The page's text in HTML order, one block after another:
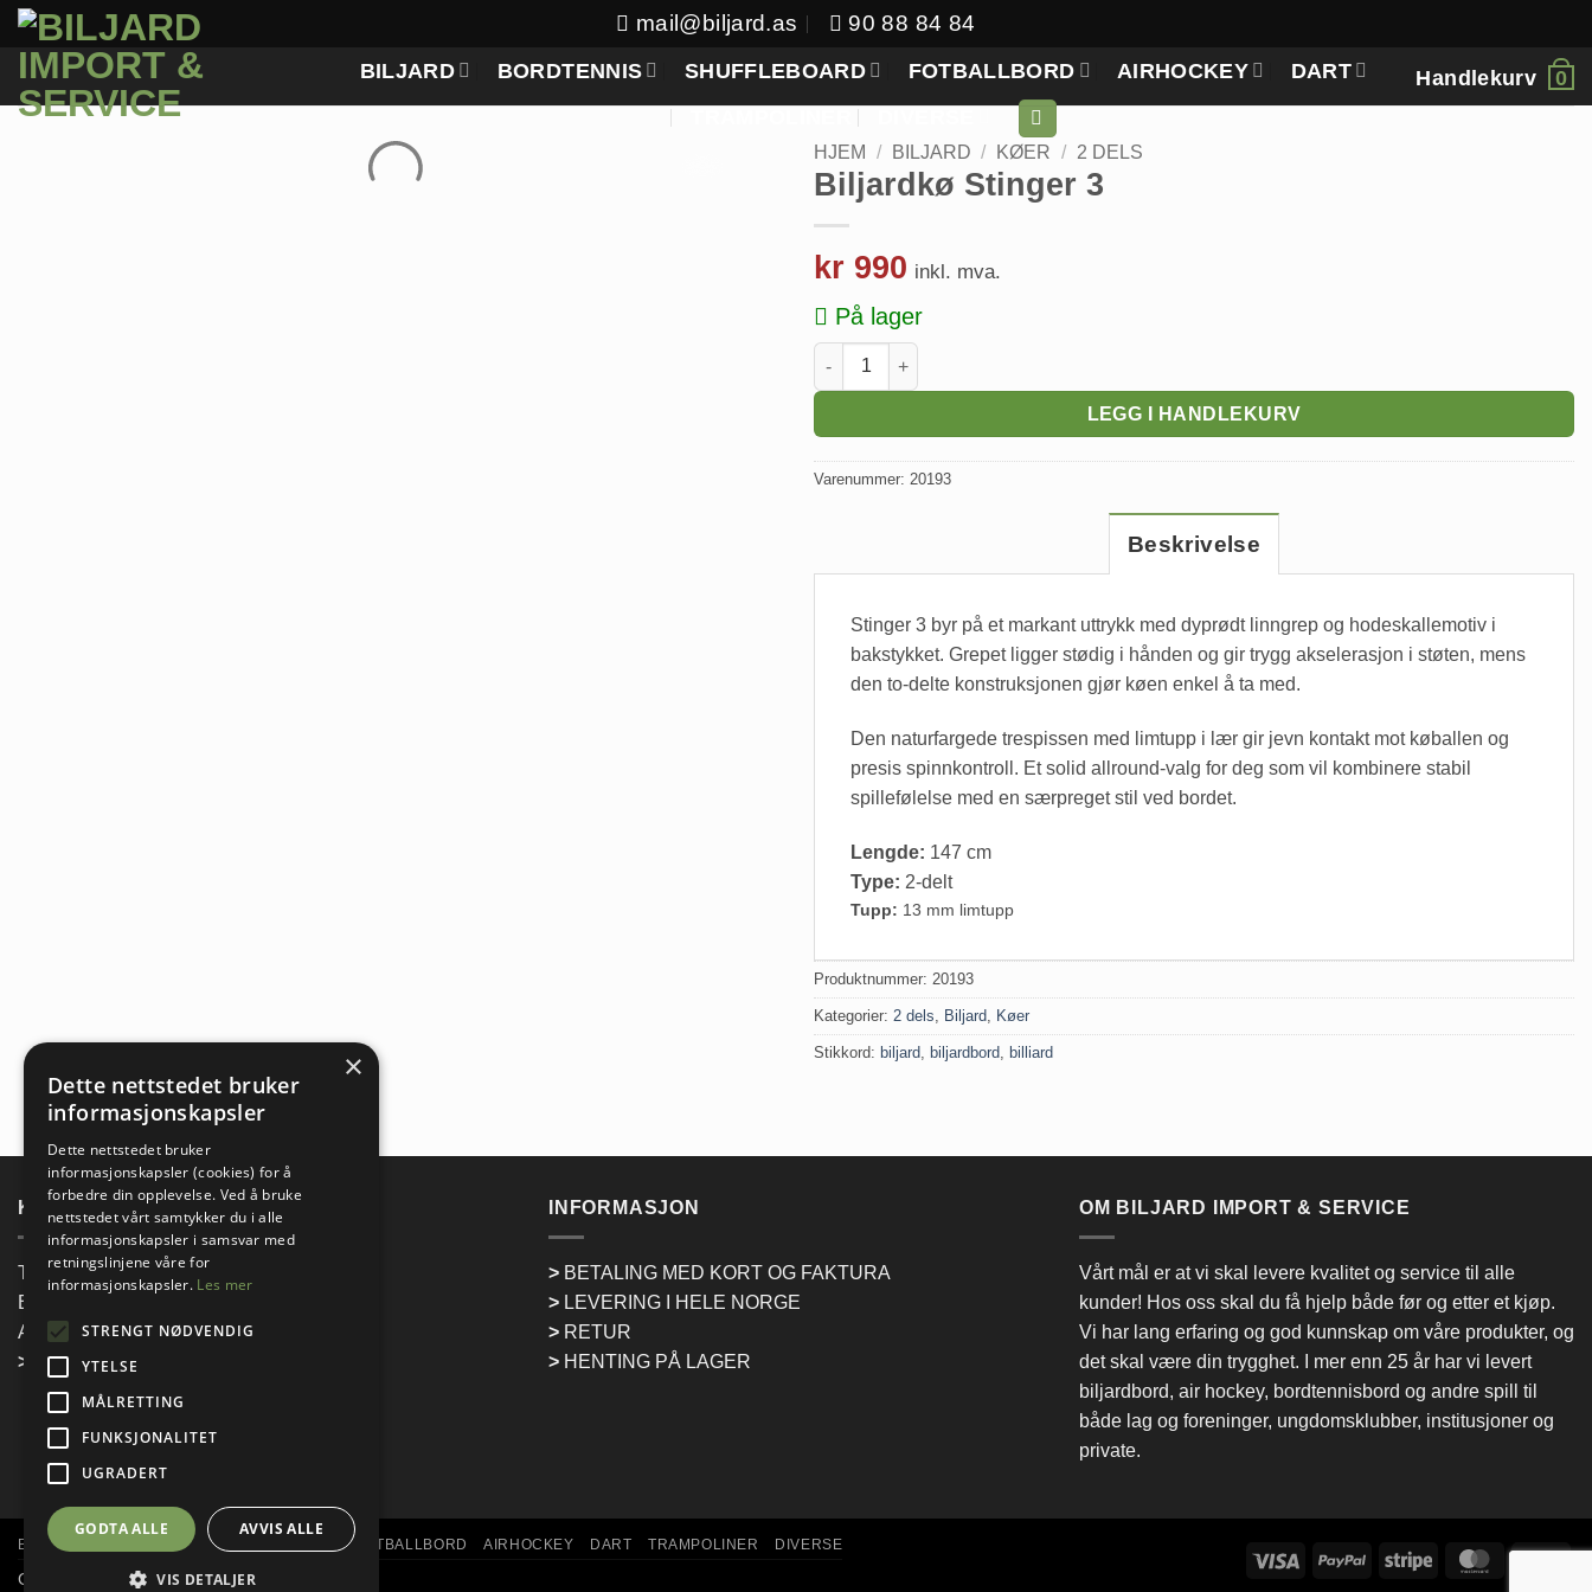
Skip
content
mail@biljard.as 90 88 84 84
BILJARD BORDTENNIS SHUFFLEBOARD FOTBALLBORD AIRHOCKEY
DART
Handlekurv 0
HJEM / BILJARD / KØER / 2 DELS
Biljardkø Stinger 3
kr 990 inkl. mva.
På lager
Biljardkø Stinger 3 antall
LEGG I HANDLEKURV
Varenummer: 20193
Beskrivelse
Stinger 3 byr på et markant uttrykk med dyprødt linngrep og hodeskallemotiv i
bakstykket. Grepet ligger stødig i hånden og gir trygg akselerasjon i støten, mens
den to-delte konstruksjonen gjør køen enkel å ta med.
Den naturfargede trespissen med limtupp i lær gir jevn kontakt mot køballen og
presis spinnkontroll. Et solid allround-valg for deg som vil kombinere stabil
spillefølelse med en særpreget stil ved bordet.
Lengde: 147 cm
Type: 2-delt
Tupp: 13 mm limtupp
Produktnummer: 20193
Kategorier: 2 dels Biljard Køer
Stikkord: biljard biljardbord billiard
KONTAKTINFORMASJON
Telefon:90 88 84 84
E-post:
Adresse:Postboks 25, 1901 Fetsund
>
Om Biljard Import & Service
INFORMASJON
> BETALING MED KORT OG FAKTURA
> LEVERING I HELE NORGE
> RETUR
> HENTING PÅ LAGER
OM BILJARD IMPORT & SERVICE
Vårt mål er at vi skal levere kvalitet og service til alle
kunder! Hos oss skal du få hjelp både før og etter et kjøp.
Vi har lang erfaring og god kunnskap om våre produkter, og
det skal være din trygghet. I mer enn 25 år har vi levert
biljardbord, air hockey, bordtennisbord og andre spill til
både lag og foreninger, ungdomsklubber, institusjoner og
private.
Visa PayPal Stripe MasterCard
BILJARD BORDTENNIS SHUFFLEBOARD FOTBALLBORD AIRHOCKEY DART TRAMPOLINER DIVERSE
Copyright 2026 © Biljard Import & Service
×
Dette nettstedet bruker
informasjonskapsler
Dette nettstedet bruker
informasjonskapsler (cookies) for å
forbedre din opplevelse. Ved å bruke
nettstedet vårt samtykker du i alle
informasjonskapsler i samsvar med
retningslinjene våre for
informasjonskapsler. Les mer
STRENGT NØDVENDIG
YTELSE
MÅLRETTING
FUNKSJONALITET
UGRADERT
GODTA ALLE AVVIS ALLE
VIS DETALJER